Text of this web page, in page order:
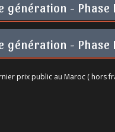
génération -
génération -
prix public au Maroc ( hors